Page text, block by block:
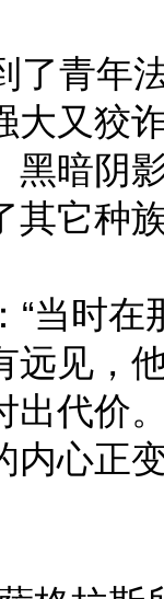
青年
大又狡
暗阴
其它种
当时在
远见，
出代价
内心正